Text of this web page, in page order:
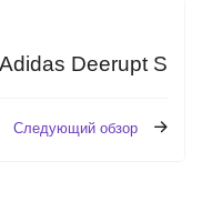
Adidas Deerupt S
Следующий обзор